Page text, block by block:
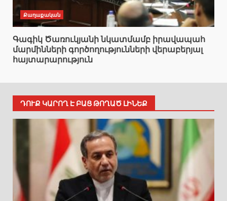
Քաղաքական
Գագիկ Ծառուկյանի նկատմամբ իրավապահ
մարմինների գործողությունների վերաբերյալ
հայտարարություն
ԴՈՒՔ ԿԱՐՈՂ Է ԲԱՑ ԹՈՂԱԾ ԼԻՆԵՔ